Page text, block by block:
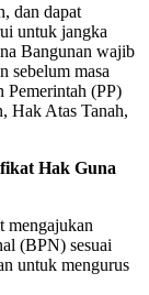
dan dapat
untuk jangka
Bangunan wajib
sebelum masa
Pemerintah (PP)
Hak Atas Tanah,
Hak Guna
mengajukan
(BPN) sesuai
untuk mengurus